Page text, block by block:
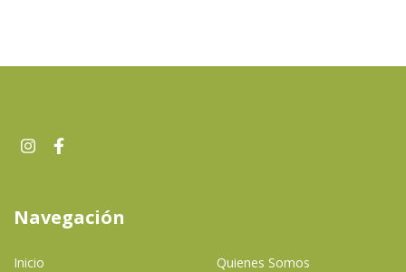
Navegación
Inicio Quienes Somos